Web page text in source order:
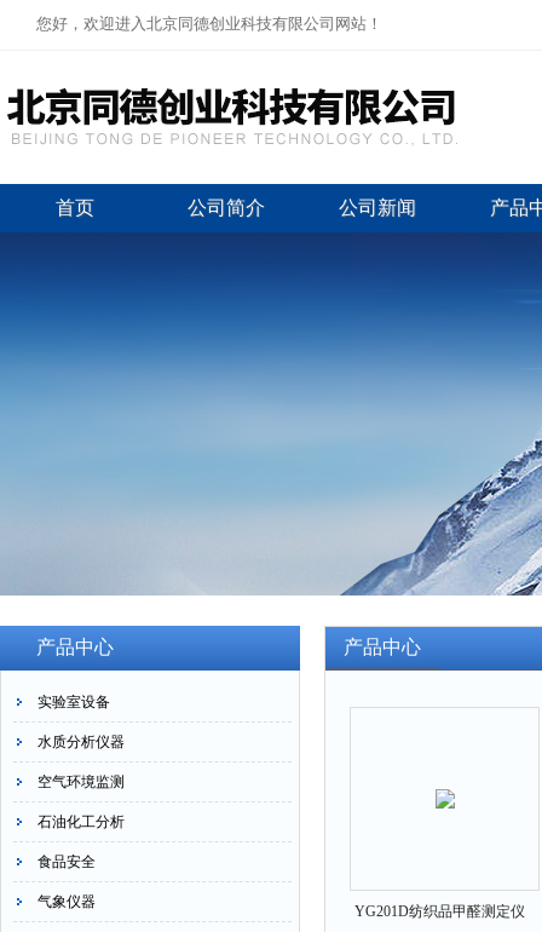
您好，欢迎进入北京同德创业科技有限公司网站！
首页 公司简介 公司新闻 产品
产品中心
实验室设备
水质分析仪器
空气环境监测
石油化工分析
食品安全
气象仪器
产品中心
YG201D纺织品甲醛测定仪